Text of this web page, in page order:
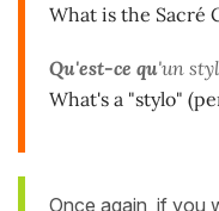
What is the Sacré
Qu'est-ce qu'un
What's a "stylo"
Once again, if you